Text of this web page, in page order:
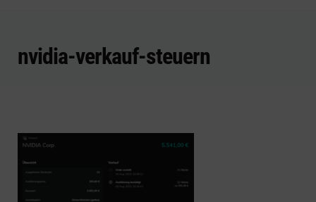
nvidia-verkauf-steuern